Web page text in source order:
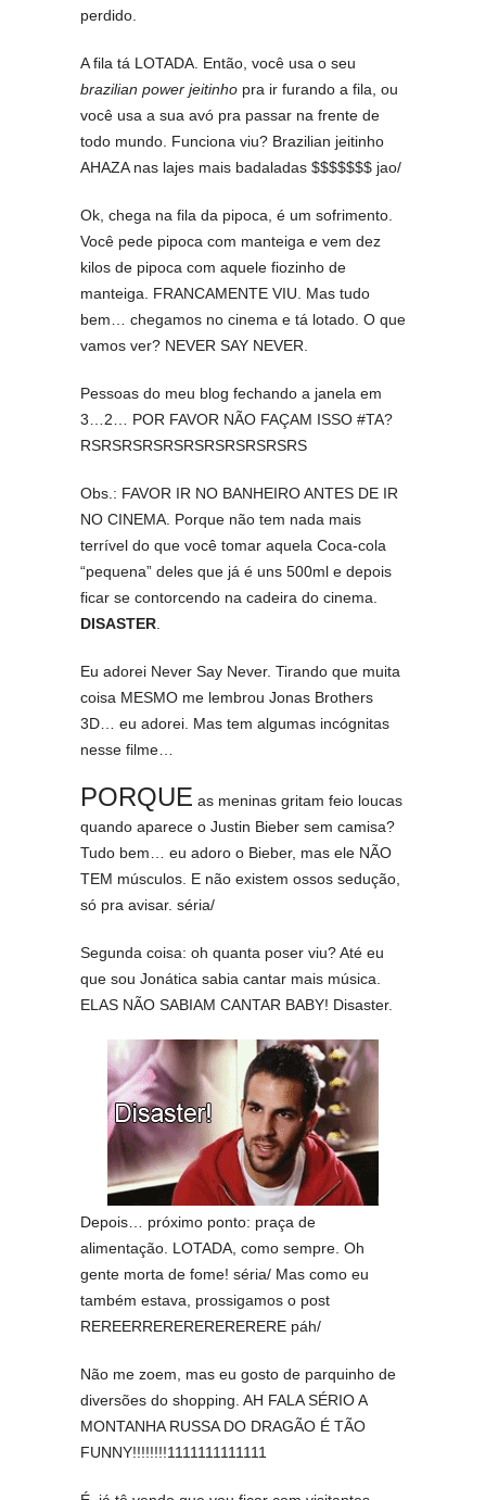
perdido.
A fila tá LOTADA. Então, você usa o seu
brazilian power jeitinho pra ir furando a fila, ou
você usa a sua avó pra passar na frente de
todo mundo. Funciona viu? Brazilian jeitinho
AHAZA nas lajes mais badaladas $$$$$$$ jao/
Ok, chega na fila da pipoca, é um sofrimento.
Você pede pipoca com manteiga e vem dez
kilos de pipoca com aquele fiozinho de
manteiga. FRANCAMENTE VIU. Mas tudo
bem… chegamos no cinema e tá lotado. O que
vamos ver? NEVER SAY NEVER.
Pessoas do meu blog fechando a janela em
3…2… POR FAVOR NÃO FAÇAM ISSO #TA?
RSRSRSRSRSRSRSRSRSRSRS
Obs.: FAVOR IR NO BANHEIRO ANTES DE IR
NO CINEMA. Porque não tem nada mais
terrível do que você tomar aquela Coca-cola
“pequena” deles que já é uns 500ml e depois
ficar se contorcendo na cadeira do cinema.
DISASTER.
Eu adorei Never Say Never. Tirando que muita
coisa MESMO me lembrou Jonas Brothers
3D… eu adorei. Mas tem algumas incógnitas
nesse filme…
PORQUE as meninas gritam feio loucas
quando aparece o Justin Bieber sem camisa?
Tudo bem… eu adoro o Bieber, mas ele NÃO
TEM músculos. E não existem ossos sedução,
só pra avisar. séria/
Segunda coisa: oh quanta poser viu? Até eu
que sou Jonática sabia cantar mais música.
ELAS NÃO SABIAM CANTAR BABY! Disaster.
Depois… próximo ponto: praça de
alimentação. LOTADA, como sempre. Oh
gente morta de fome! séria/ Mas como eu
também estava, prossigamos o post
REREERRERERERERERERE páh/
Não me zoem, mas eu gosto de parquinho de
diversões do shopping. AH FALA SÉRIO A
MONTANHA RUSSA DO DRAGÃO É TÃO
FUNNY!!!!!!!!1111111111111